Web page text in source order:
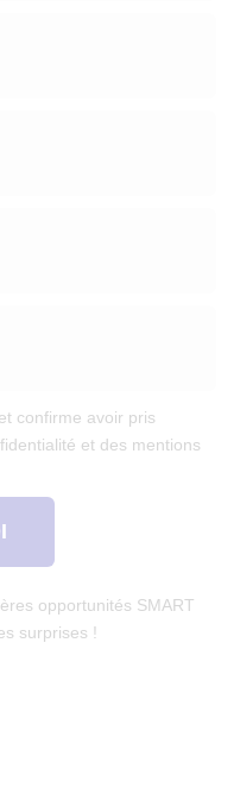
confirme avoir pris
et des mentions
opportunités SMART
surprises !